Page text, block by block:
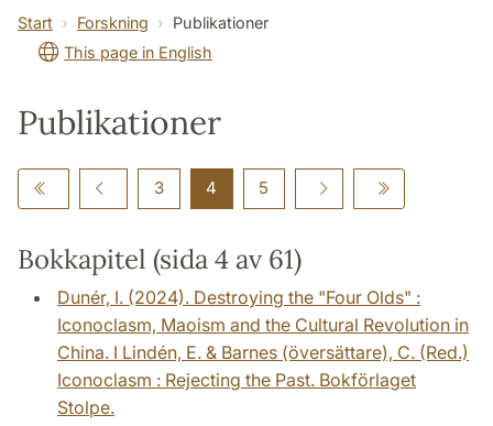
Om institutionen Kontakt
Start Forskning
Publikationer
This page in English
Publikationer
3 4 5
Bokkapitel (sida 4 av 61)
Dunér, I. (2024). Destroying the "Four Olds" :
Iconoclasm, Maoism and the Cultural Revolution in
China. I Lindén, E. & Barnes (översättare), C. (Red.)
Iconoclasm : Rejecting the Past. Bokförlaget
Stolpe.